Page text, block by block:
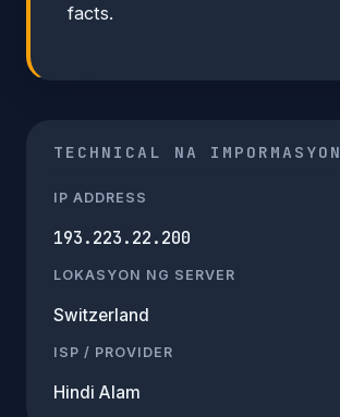
facts.
TECHNICAL NA IMPORMASYON
IP ADDRESS
193.223.22.200
LOKASYON NG SERVER
Switzerland
ISP / PROVIDER
Hindi Alam